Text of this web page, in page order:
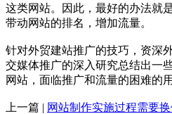
这类网站。因此，最好的办法就
带动网站的排名，增加流量。
针对外贸建站推广的技巧，资深
交媒体推广的深入研究总结出一
网站，面临推广和流量的困难的
上一篇 | 网站制作实施过程需要